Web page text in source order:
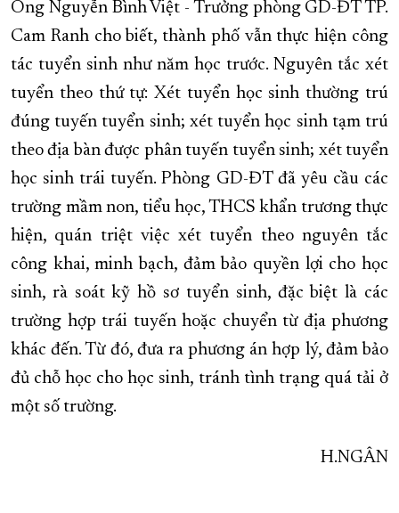
Ông Nguyễn Bình Việt - Trưởng phòng GD-ĐT TP.
Cam Ranh cho biết, thành phố vẫn thực hiện công
tác tuyển sinh như năm học trước. Nguyên tắc xét
tuyển theo thứ tự: Xét tuyển học sinh thường trú
đúng tuyến tuyển sinh; xét tuyển học sinh tạm trú
theo địa bàn được phân tuyến tuyển sinh; xét tuyển
học sinh trái tuyến. Phòng GD-ĐT đã yêu cầu các
trường mầm non, tiểu học, THCS khẩn trương thực
hiện, quán triệt việc xét tuyển theo nguyên tắc
công khai, minh bạch, đảm bảo quyền lợi cho học
sinh, rà soát kỹ hồ sơ tuyển sinh, đặc biệt là các
trường hợp trái tuyến hoặc chuyển từ địa phương
khác đến. Từ đó, đưa ra phương án hợp lý, đảm bảo
đủ chỗ học cho học sinh, tránh tình trạng quá tải ở
một số trường.
H.NGÂN